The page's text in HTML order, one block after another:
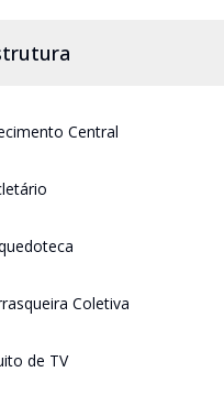
Central
Coletiva
de TV